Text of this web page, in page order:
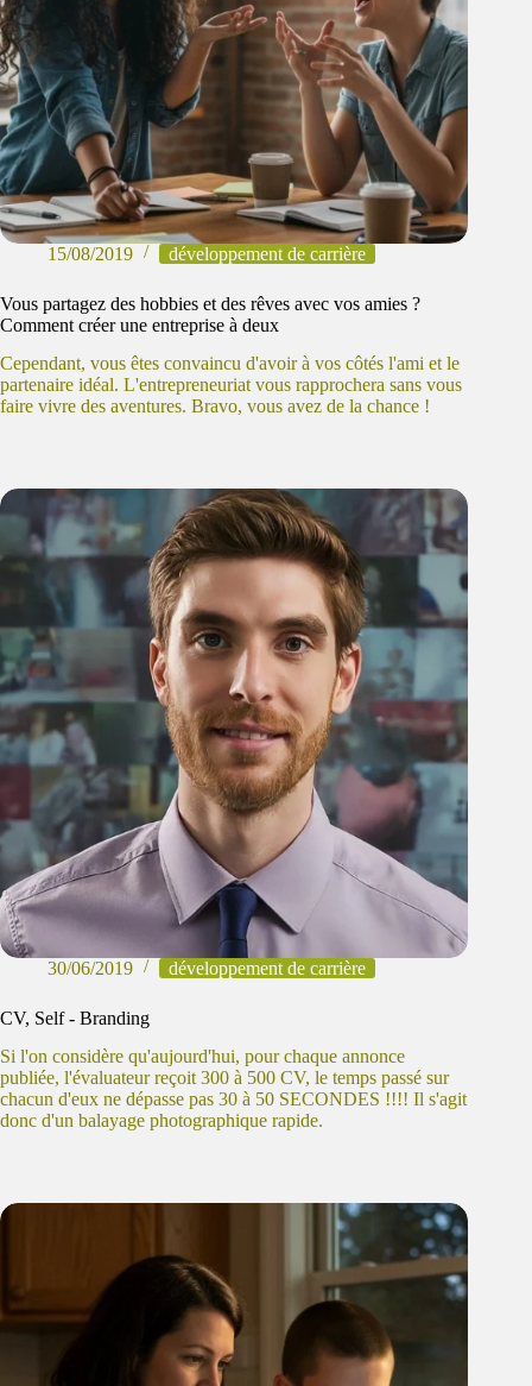
15/08/2019 développement de carrière
Vous partagez des hobbies et des rêves avec vos amies ?
Comment créer une entreprise à deux
Cependant, vous êtes convaincu d'avoir à vos côtés l'ami et le
partenaire idéal. L'entrepreneuriat vous rapprochera sans vous
faire vivre des aventures. Bravo, vous avez de la chance !
30/06/2019 développement de carrière
CV, Self - Branding
Si l'on considère qu'aujourd'hui, pour chaque annonce
publiée, l'évaluateur reçoit 300 à 500 CV, le temps passé sur
chacun d'eux ne dépasse pas 30 à 50 SECONDES !!!! Il s'agit
donc d'un balayage photographique rapide.